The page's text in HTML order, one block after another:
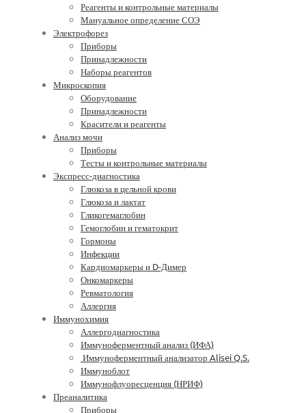
Реагенты и контрольные материалы
Мануальное определение СОЭ
Электрофорез
Приборы
Принадлежности
Наборы реагентов
Микроскопия
Оборудование
Принадлежности
Красители и реагенты
Анализ мочи
Приборы
Тесты и контрольные материалы
Экспресс-диагностика
Глюкоза в цельной крови
Глюкоза и лактат
Гликогемаглобин
Гемоглобин и гематокрит
Гормоны
Инфекции
Кардиомаркеры и D-Димер
Онкомаркеры
Ревматология
Аллергия
Иммунохимия
Аллергодиагностика
Иммуноферментный анализ (ИФА)
Иммуноферментный анализатор Alisei Q.S.
Иммуноблот
Иммунофлуоресценция (НРИФ)
Преаналитика
Приборы